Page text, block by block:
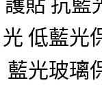
護貼 抗藍
光 低藍光
藍光玻璃